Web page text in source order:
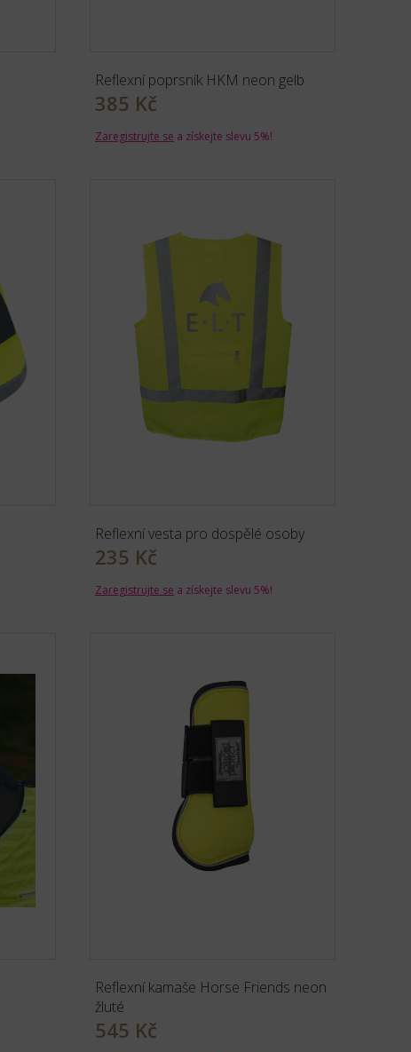
Reflexní poprsník HKM neon gelb
385 Kč
Zaregistrujte se a získejte slevu 5%!
Reflexní vesta pro dospělé osoby
235 Kč
Zaregistrujte se a získejte slevu 5%!
Reflexní kamaše Horse Friends neon
žluté
545 Kč